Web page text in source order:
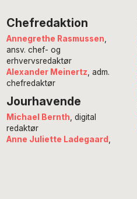
Chefredaktion
Annegrethe Rasmussen
ansv. chef- og
erhvervsredaktør
Alexander Meinertz , adm.
chefredaktør
Jourhavende
Michael Bernth , digital
redaktør
Anne Juliette Ladegaard